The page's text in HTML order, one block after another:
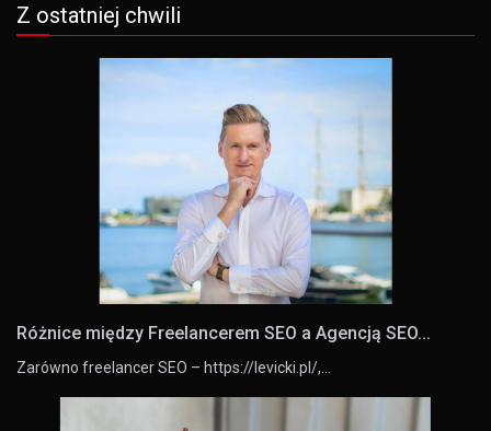
Z ostatniej chwili
Różnice między Freelancerem SEO a Agencją SEO...
Zarówno freelancer SEO – https://levicki.pl/,…